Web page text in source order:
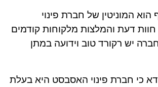
הוא המוניטין של חברת פינוי
דעת והמלצות מלקוחות קודמים
יש רקורד טוב וידועה במתן
כי חברת פינוי האסבסט היא בעלת